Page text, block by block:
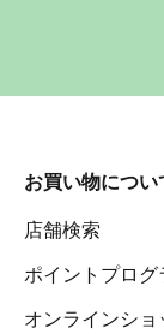
お買い物につい
店舗検索
ポイントプログ
オンラインショ